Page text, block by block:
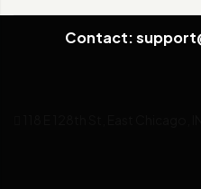
Contact: